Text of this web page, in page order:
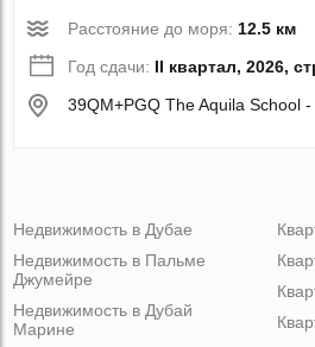
Расстояние до моря: 12.5 км
Год сдачи: II квартал, 2026,
39QM+PGQ The Aquila School
Недвижимость в Дубае
Недвижимость в Пальме
Джумейре
Недвижимость в Дубай
Марине